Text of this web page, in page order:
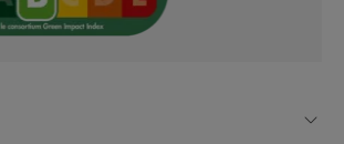
naturale della pelle